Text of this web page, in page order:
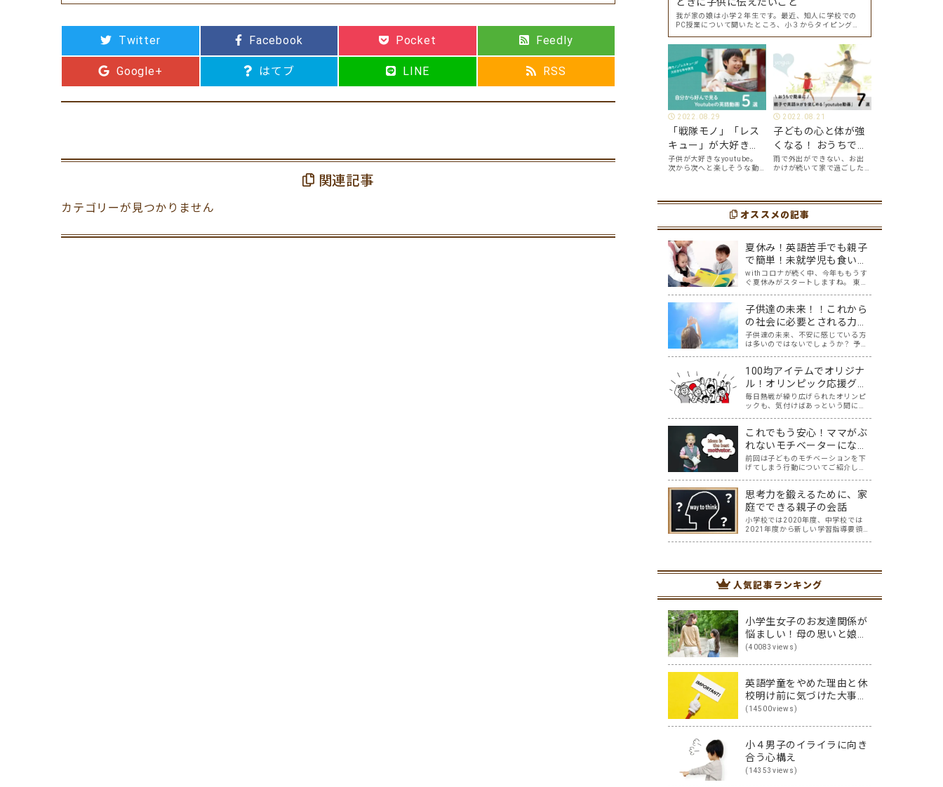
Twitter Facebook Pocket Feedly
Google+ はてブ LINE RSS
関連記事
カテゴリーが見つかりません
ときに子供に伝えたいこと
我が家の娘は小学２年生です。最近、知人に学校での
PC授業について聞いたところ、小３からタイピングを
よ、ということでした。 その話を聞いた娘は「私もや
ってみたい」ということでタイピングを始めたので…
2022.08.29
「戦隊モノ」「レス
キュー」が大好きな
年中男児が、自分か
ら好んで見る
選
子供が大好きなyoutube。
次から次へと楽しそうな動
ツールです。アットホーム留
学では、親子の会話・家庭
youtubeやゲーム、アプリ
だ…
2022.08.21
子どもの心と体が強
くなる！ おうちで簡
単に、親子で英語ヨ
ガを楽しめる
選
雨で外出ができない、お出
かけが続いて家で過ごした
な時は英語ヨガに親子で挑
戦してみませんか？ 今回の
にオススメの「youtube動
オススメの記事
夏休み！英語苦手でも親子
で簡単！未就学児も食い付
く英語絵本5選
withコロナが続く中、今年ももうす
ぐ夏休みがスタートしますね。 東京
方で、「どこから取り組めばいいの
か分からない…。」というご家庭も
多いと思います。 我が家には5歳と2
歳の未…
子供達の未来！！これから
の社会に必要とされる力＜
21世紀型スキル＞
子供達の未来、不安に感じている方
は多いのではないでしょうか？ 予測
点で「将来、アメリカの子どもたち
の65％が今はない職業に就くだろ
う」と言われている現在。 子供達が
社会に…
100均アイテムでオリジナ
ル！オリンピック応援グッ
ズを作りながらの親子英会
話
毎日熱戦が繰り広げられたオリンピ
ックも、気付けばあっという間に終
家は、サッカー、テニス、卓球、体
操、水泳、陸上、などなど、テレビ
の前で家族一緒にニッポンを応援し
ました！ おうち…
これでもう安心！ママがぶ
れないモチベーターになる
ための7つのポイント
前回は子どものモチベーションを下
げてしまう行動についてご紹介しま
か？ コロナで変わってしまった不安
定な時代を生き抜くには、何事もチ
ャレンジ＆リベンジできるマインド
が必要ですが、…
思考力を鍛えるために、家
庭でできる親子の会話
小学校では2020年度、中学校では
2021年度から新しい学習指導要領が
は、今までの知識だけを問われる問
題から、知…
人気記事ランキング
小学生女子のお友達関係が
悩ましい！母の思いと娘の
思いを伝え合った親子
(40083views)
英語学童をやめた理由と休
校明け前に気づけた大事な
こと
(14500views)
小４男子のイライラに向き
合う心構え
(14353views)